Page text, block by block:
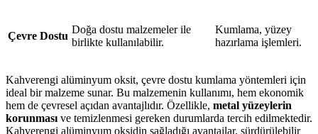
Çevre Dostu
Doğa dostu malzemeler ile
birlikte kullanılabilir.
Kumlama, yüzey
hazırlama işlemleri.
Kahverengi alüminyum oksit, çevre dostu kumlama yöntemleri için
ideal bir malzeme sunar. Bu malzemenin kullanımı, hem ekonomik
hem de çevresel açıdan avantajlıdır. Özellikle, metal yüzeylerin
korunması ve temizlenmesi gereken durumlarda tercih edilmektedir.
Kahverengi alüminyum oksidin sağladığı avantajlar, sürdürülebilir